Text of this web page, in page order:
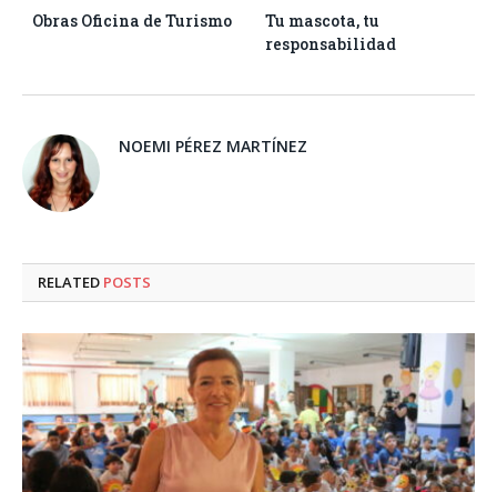
Obras Oficina de Turismo
Tu mascota, tu
responsabilidad
NOEMI PÉREZ MARTÍNEZ
RELATED POSTS